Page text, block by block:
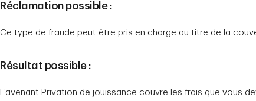
Réclamation possible :
Ce type de fraude peut être pris en charge au titre de la
Résultat possible :
L’avenant Privation de jouissance couvre les frais que vous